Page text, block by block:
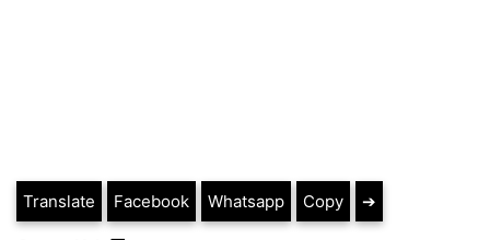
Translate Facebook Whatsapp Copy ➔